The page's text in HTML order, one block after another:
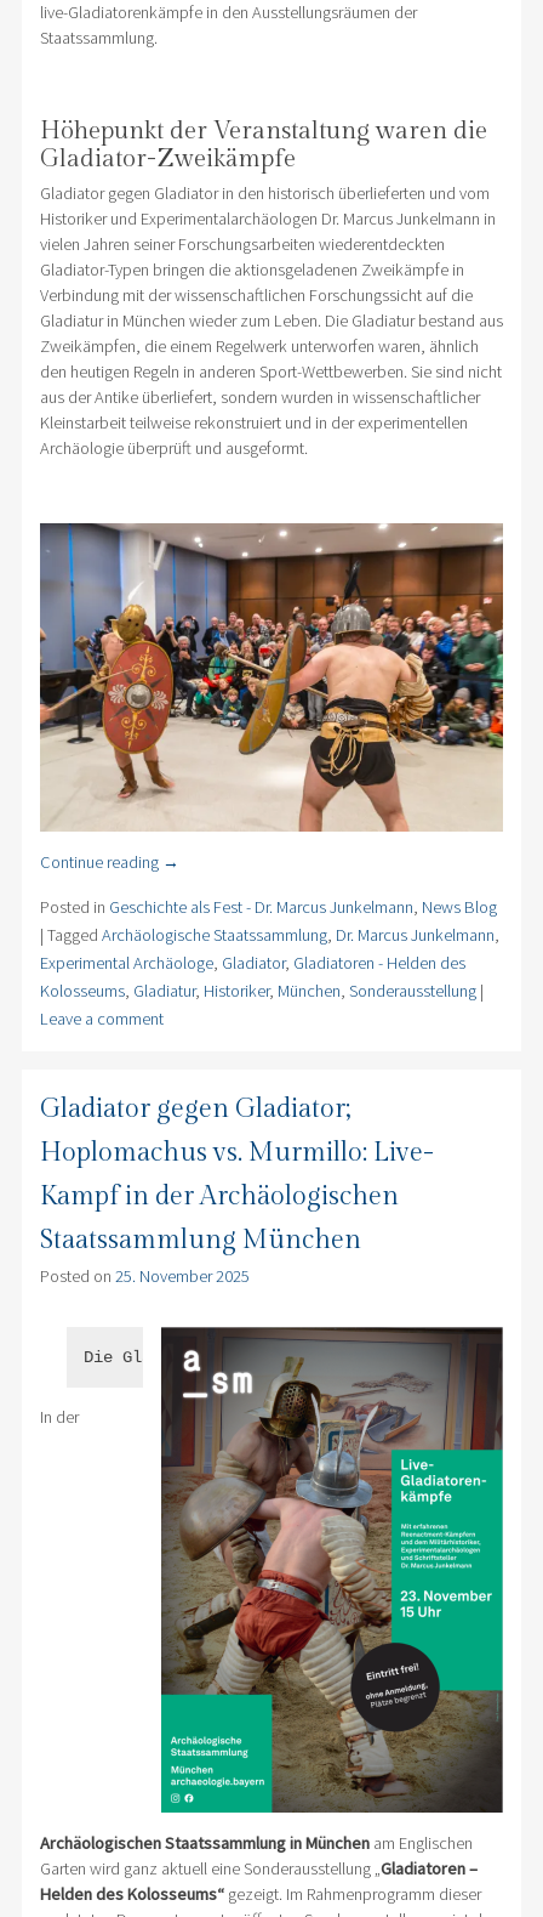
live-Gladiatorenkämpfe in den Ausstellungsräumen der
Staatssammlung.
Höhepunkt der Veranstaltung waren die
Gladiator-Zweikämpfe
Gladiator gegen Gladiator in den historisch überlieferten und vom
Historiker und Experimentalarchäologen Dr. Marcus Junkelmann in
vielen Jahren seiner Forschungsarbeiten wiederentdeckten
Gladiator-Typen bringen die aktionsgeladenen Zweikämpfe in
Verbindung mit der wissenschaftlichen Forschungssicht auf die
Gladiatur in München wieder zum Leben. Die Gladiatur bestand aus
Zweikämpfen, die einem Regelwerk unterworfen waren, ähnlich
den heutigen Regeln in anderen Sport-Wettbewerben. Sie sind nicht
aus der Antike überliefert, sondern wurden in wissenschaftlicher
Kleinstarbeit teilweise rekonstruiert und in der experimentellen
Archäologie überprüft und ausgeformt.
Continue reading →
Posted in Geschichte als Fest - Dr. Marcus Junkelmann, News Blog
| Tagged Archäologische Staatssammlung, Dr. Marcus Junkelmann,
Experimental Archäologe, Gladiator, Gladiatoren - Helden des
Kolosseums, Gladiatur, Historiker, München, Sonderausstellung |
Leave a comment
Gladiator gegen Gladiator;
Hoplomachus vs. Murmillo: Live-
Kampf in der Archäologischen
Staatssammlung München
Posted on 25. November 2025
Die Gladiatoren sind in München!
In der
Archäologischen Staatssammlung in Münchenam Englischen
Garten wird ganz aktuell eine Sonderausstellung „Gladiatoren –
Helden des Kolosseums“ gezeigt. Im Rahmenprogramm dieser